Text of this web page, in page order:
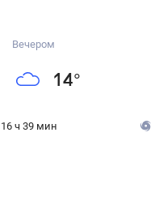
Вечером
14°
ч 39 мин